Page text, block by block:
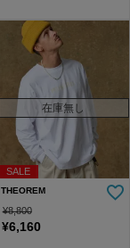
SALE
在庫無し
THEOREM
¥8,800
¥6,160